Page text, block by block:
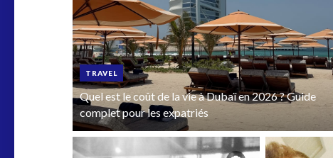
TRAVEL
Quel est le coût de la vie à Dubaï en 2026 ? Guide
complet pour les expatriés